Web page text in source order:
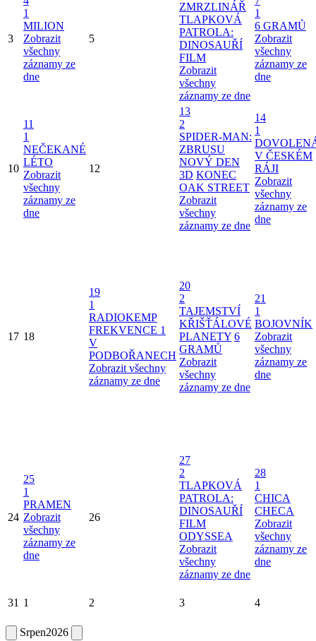
3
1
MILION
Zobrazit
všechny
záznamy ze
dne
5
ZMRZLINÁŘ
TLAPKOVÁ
PATROLA:
DINOSAUŘÍ
FILM
Zobrazit
všechny
záznamy ze dne
1
6 GRAMŮ
Zobrazit
všechny
záznamy ze
dne
10
11
1
NEČEKANÉ
LÉTO
Zobrazit
všechny
záznamy ze
dne
12
13
2
SPIDER-MAN:
ZBRUSU
NOVÝ DEN
3D KONEC
OAK STREET
Zobrazit
všechny
záznamy ze dne
14
1
V ČESKÉM
RÁJI
Zobrazit
všechny
záznamy ze
dne
17 18
19
1
RADIOKEMP
FREKVENCE 1
V
PODBOŘANECH
Zobrazit všechny
záznamy ze dne
20
2
TAJEMSTVÍ
KŘIŠŤÁLOVÉ
PLANETY 6
GRAMŮ
Zobrazit
všechny
záznamy ze dne
21
1
BOJOVNÍK
Zobrazit
všechny
záznamy ze
dne
24
25
1
PRAMEN
Zobrazit
všechny
záznamy ze
dne
26
27
2
TLAPKOVÁ
PATROLA:
DINOSAUŘÍ
FILM
ODYSSEA
Zobrazit
všechny
záznamy ze dne
28
1
CHICA
CHECA
Zobrazit
všechny
záznamy ze
dne
31 1 2 3 4
Srpen2026